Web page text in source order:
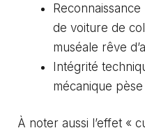
de voiture de
muséale rêve
Intégrité
mécanique
À noter aussi l’effet «